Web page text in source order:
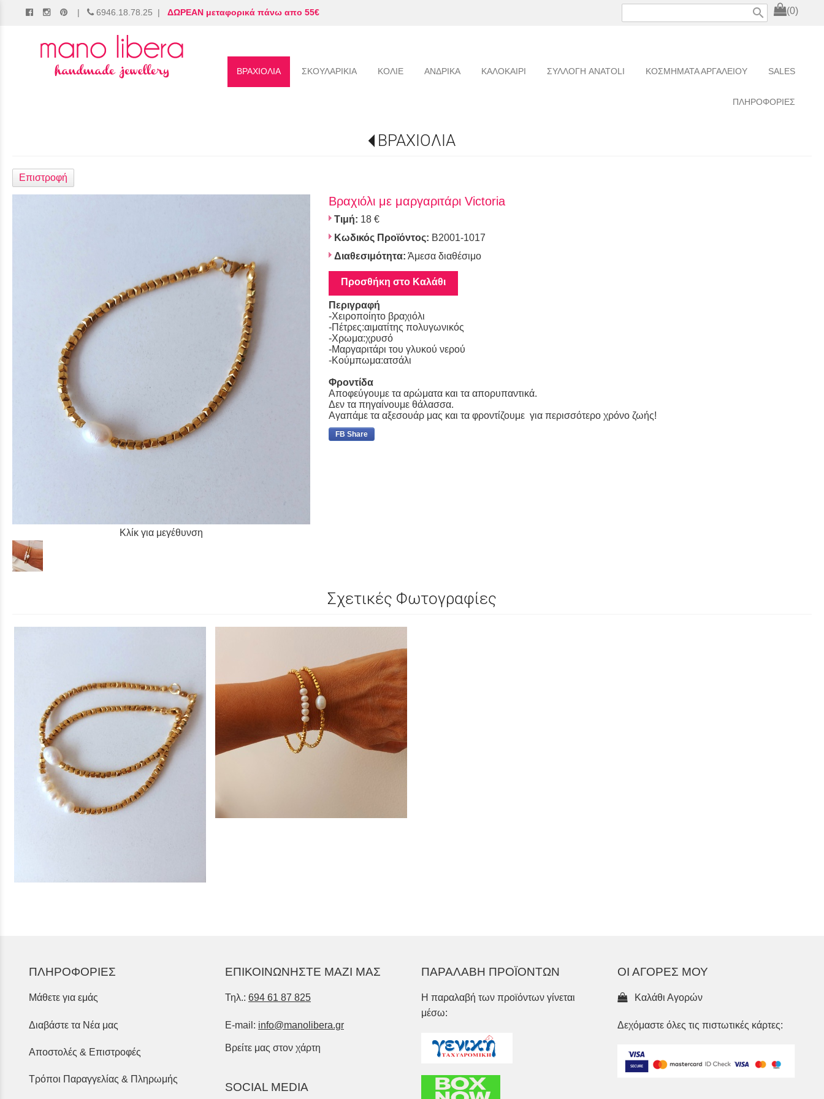
| 6946.18.78.25 | ΔΩΡΕΑΝ μεταφορικά πάνω απο 55€ (0)
search
ΒΡΑΧΙΟΛΙΑ ΣΚΟΥΛΑΡΙΚΙΑ ΚΟΛΙΕ ΑΝΔΡΙΚΑ ΚΑΛΟΚΑΙΡΙ ΣΥΛΛΟΓΗ ANATOLI ΚΟΣΜΗΜΑΤΑ ΑΡΓΑΛΕΙΟΥ SALES
ΠΛΗΡΟΦΟΡΙΕΣ
ΒΡΑΧΙΟΛΙΑ
Επιστροφή
Κλίκ για μεγέθυνση
Βραχιόλι με μαργαριτάρι Victoria
Τιμή: 18 €
Κωδικός Προϊόντος: Β2001-1017
Διαθεσιμότητα: Άμεσα διαθέσιμο
Προσθήκη στο Καλάθι
Περιγραφή
-Χειροποίητο βραχιόλι
-Πέτρες:αιματίτης πολυγωνικός
-Χρωμα:χρυσό
-Μαργαριτάρι του γλυκού νερού
-Κούμπωμα:ατσάλι
Φροντίδα
Αποφεύγουμε τα αρώματα και τα απορυπαντικά.
Δεν τα πηγαίνουμε θάλασσα.
Αγαπάμε τα αξεσουάρ μας και τα φροντίζουμε για περισσότερο χρόνο ζωής!
FB Share
Σχετικές Φωτογραφίες
ΠΛΗΡΟΦΟΡΙΕΣ
Μάθετε για εμάς
Διαβάστε τα Νέα μας
Αποστολές & Επιστροφές
Τρόποι Παραγγελίας & Πληρωμής
ΕΠΙΚΟΙΝΩΝΗΣΤΕ ΜΑΖΙ ΜΑΣ
Τηλ.: 694 61 87 825
E-mail: info@manolibera.gr
Βρείτε μας στον χάρτη
SOCIAL MEDIA
ΠΑΡΑΛΑΒΗ ΠΡΟΪΟΝΤΩΝ
Η παραλαβή των προϊόντων γίνεται
μέσω:
ΟΙ ΑΓΟΡΕΣ ΜΟΥ
Καλάθι Αγορών
Δεχόμαστε όλες τις πιστωτικές κάρτες: